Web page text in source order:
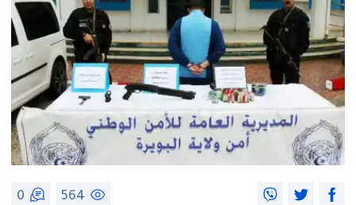
564
0